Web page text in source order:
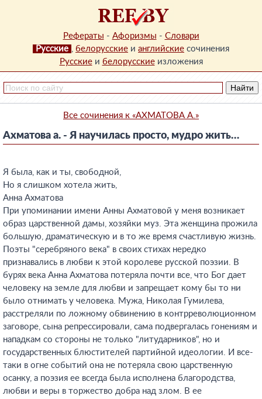
Рефераты - Афоризмы - Словари
Русские , белорусские и английские сочинения
Русскиеи белорусскиеизложения
Все сочинения к «АХМАТОВА А.»
Ахматова а. - Я научилась просто, мудро жить…
Я была, как и ты, свободной,
Но я слишком хотела жить,
Анна Ахматова
При упоминании имени Анны Ахматовой у меня возникает
образ царственной дамы, хозяйки муз. Эта женщина прожила
большую, драматическую и в то же время счастливую жизнь.
Поэты "серебряного века" в своих стихах нередко
признавались в любви к этой королеве русской поэзии. В
бурях века Анна Ахматова потеряла почти все, что Бог дает
человеку на земле для любви и запрещает кому бы то ни
было отнимать у человека. Мужа, Николая Гумилева,
расстреляли по ложному обвинению в контрреволюционном
заговоре, сына репрессировали, сама подвергалась гонениям и
нападкам со стороны не только "литударников", но и
государственных блюстителей партийной идеологии. И все-
таки в огне событий она не потеряла свою царственную
осанку, а поэзия ее всегда была исполнена благородства,
любви и веры в торжество добра над злом. В ее